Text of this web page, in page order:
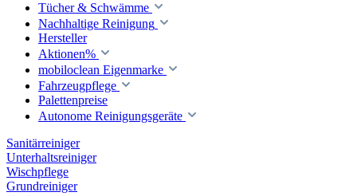
Tücher & Schwämme
Nachhaltige Reinigung
Hersteller
Aktionen%
mobiloclean Eigenmarke
Fahrzeugpflege
Palettenpreise
Autonome Reinigungsgeräte
Sanitärreiniger
Unterhaltsreiniger
Wischpflege
Grundreiniger